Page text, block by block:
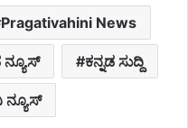
Pragativahini News
ನ್ಯೂಸ್ ಕನ್ನಡ ಸುದ್ದಿ
ನ್ಯೂಸ್